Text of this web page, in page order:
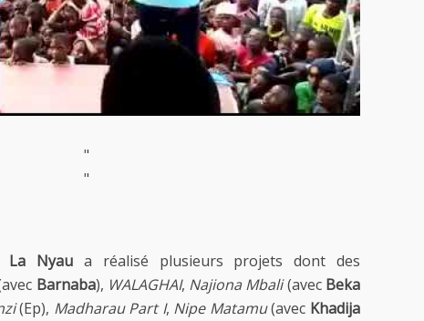
"
"
La Nyau a réalisé plusieurs projets dont des
Barnaba), WALAGHAI, Najiona Mbali(avec Beka
(Ep), Madharau Part I, Nipe Matamu(avec Khadija